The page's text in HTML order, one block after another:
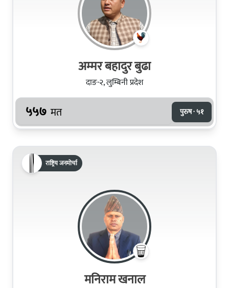
अम्मर बहादुर बुढा
दाङ-२, लुम्बिनी प्रदेश
५५७ मत पुरुष · ५१
राष्ट्रिय जनमोर्चा
मनिराम खनाल